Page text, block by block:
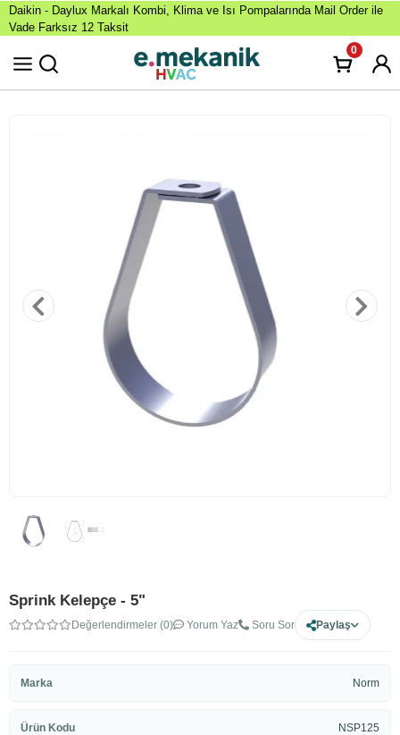
Daikin - Daylux Markalı Kombi, Klima ve Isı Pompalarında Mail Order ile
Vade Farksız 12 Taksit
0
Sprink Kelepçe - 5"
Değerlendirmeler (0) Yorum Yaz Soru Sor Paylaş
Marka Norm
Ürün Kodu NSP125